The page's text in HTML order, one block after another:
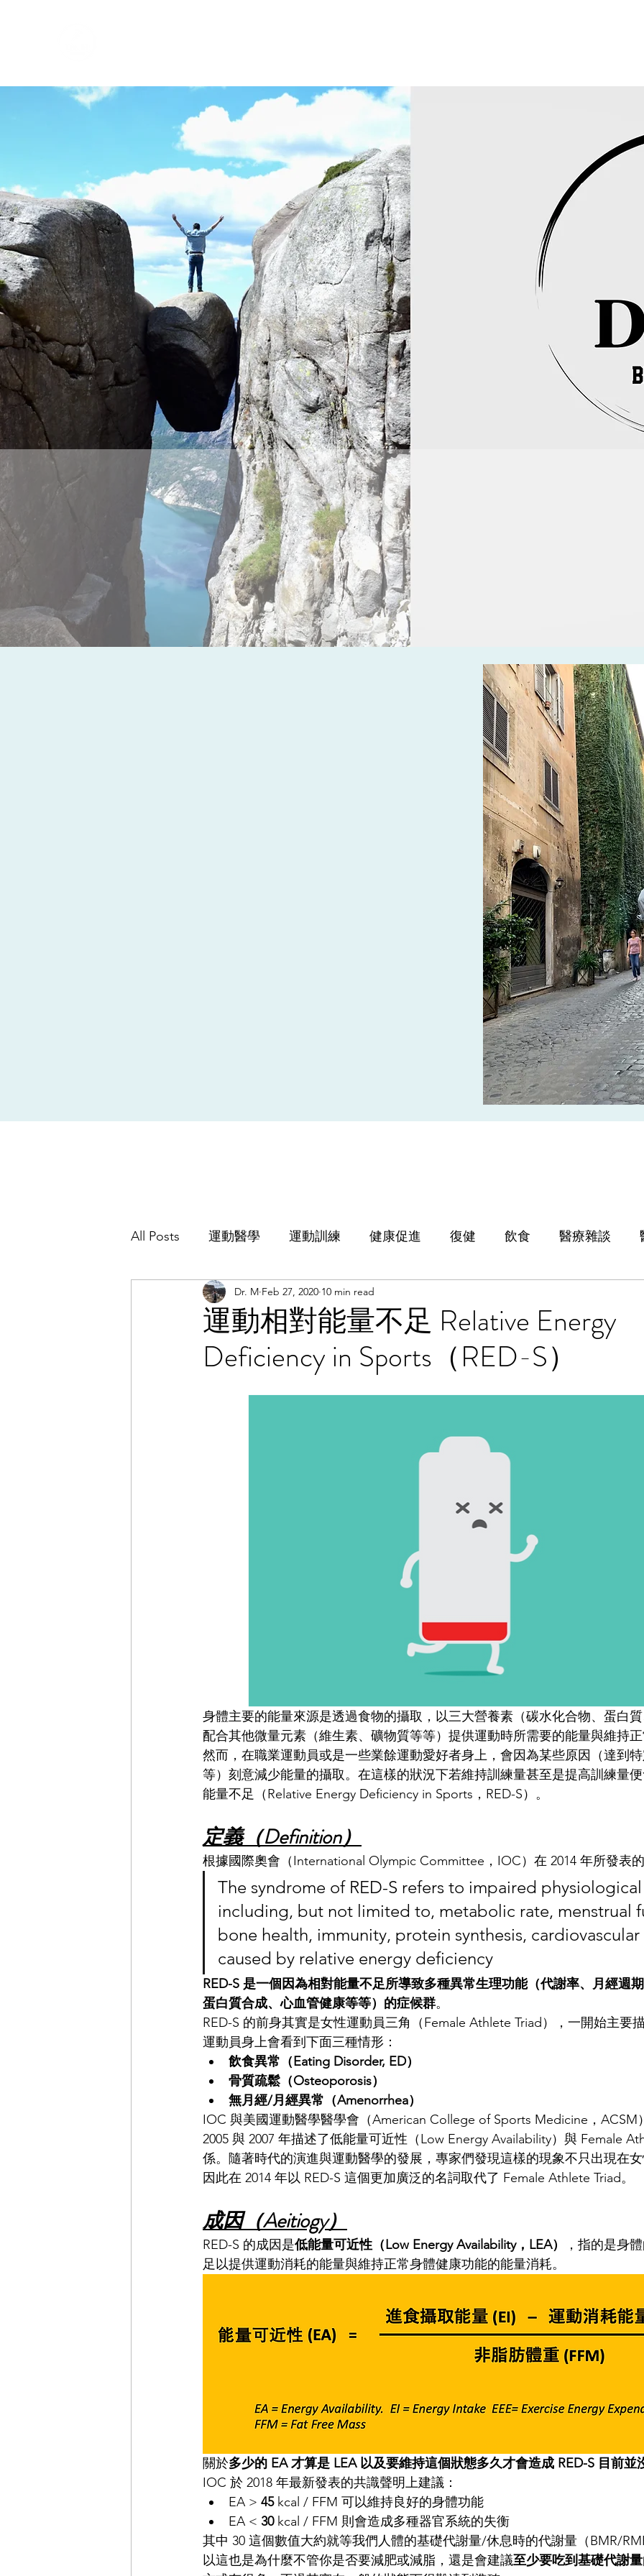
All Posts 運動醫學 運動訓練 健康促進 復健 飲食 醫療雜談
課程分享 職涯 運動傷害
運動相對能量不足 Relative Energy
Deficiency in Sports（RED-S）
Dr. M Feb 27, 2020 10 min read
身體主要的能量來源是透過食物的攝取，以三大營養素（碳水化合物、蛋白
配合其他微量元素（維生素、礦物質等等）提供運動時所需要的能量與維持
然而，在職業運動員或是一些業餘運動愛好者身上，會因為某些原因（達到
等）刻意減少能量的攝取。在這樣的狀況下若維持訓練量甚至是提高訓練量
能量不足（Relative Energy Deficiency in Sports，RED-S）。
定義（Definition）
根據國際奧會（International Olympic Committee，IOC）在 2014 年所發表
The syndrome of RED-S refers to impaired
including, but not limited to, metabolic rate, menstrual
bone health, immunity, protein synthesis,
caused by relative energy deficiency
RED-S 是一個因為相對能量不足所導致多種異常生理功能（代謝率、月經週
蛋白質合成、心血管健康等等）的症候群。
RED-S 的前身其實是女性運動員三角（Female Athlete Triad），一開始主要
運動員身上會看到下面三種情形：
飲食異常（Eating Disorder, ED）
骨質疏鬆（Osteoporosis）
無月經/月經異常（Amenorrhea）
IOC 與美國運動醫學醫學會（American College of Sports Medicine，
2005 與 2007 年描述了低能量可近性（Low Energy Availability）與 Female
係。隨著時代的演進與運動醫學的發展，專家們發現這樣的現象不只出現在
因此在 2014 年以 RED-S 這個更加廣泛的名詞取代了 Female Athlete Triad。
成因（Aeitiogy）
RED-S 的成因是低能量可近性（Low Energy Availability，LEA）
，指的是身
足以提供運動消耗的能量與維持正常身體健康功能的能量消耗。
關於多少的 EA 才算是 LEA 以及要維持這個狀態多久才會造成 RED-S 目前並
IOC 於 2018 年最新發表的共識聲明上建議：
EA > 45 kcal / FFM 可以維持良好的身體功能
EA < 30 kcal / FFM 則會造成多種器官系統的失衡
其中 30 這個數值大約就等我們人體的基礎代謝量/休息時的代謝量（BMR/
以這也是為什麼不管你是否要減肥或減脂，還是會建議至少要吃到基礎代謝量